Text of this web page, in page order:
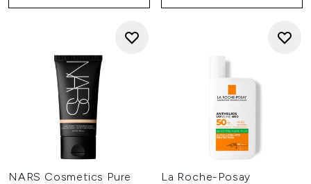
NARS Cosmetics Pure
La Roche-Posay